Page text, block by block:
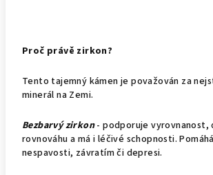
Proč právě zirkon?
Tento tajemný kámen je považován za
minerál na Zemi.
Bezbarvý zirkon- podporuje vyrovnanost,
rovnováhu a má i léčivé schopnosti.
nespavosti, závratím či depresi.